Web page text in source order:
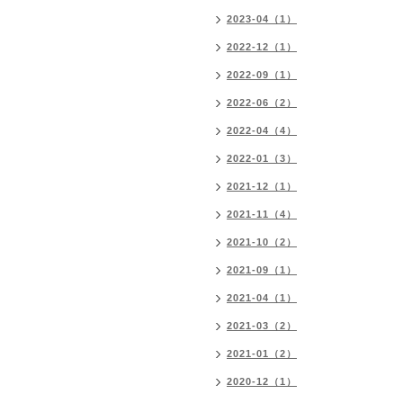
2023-04（1）
2022-12（1）
2022-09（1）
2022-06（2）
2022-04（4）
2022-01（3）
2021-12（1）
2021-11（4）
2021-10（2）
2021-09（1）
2021-04（1）
2021-03（2）
2021-01（2）
2020-12（1）